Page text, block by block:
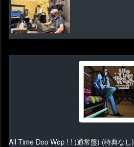
All Time Doo Wop ! ! (通常盤) (特典なし)